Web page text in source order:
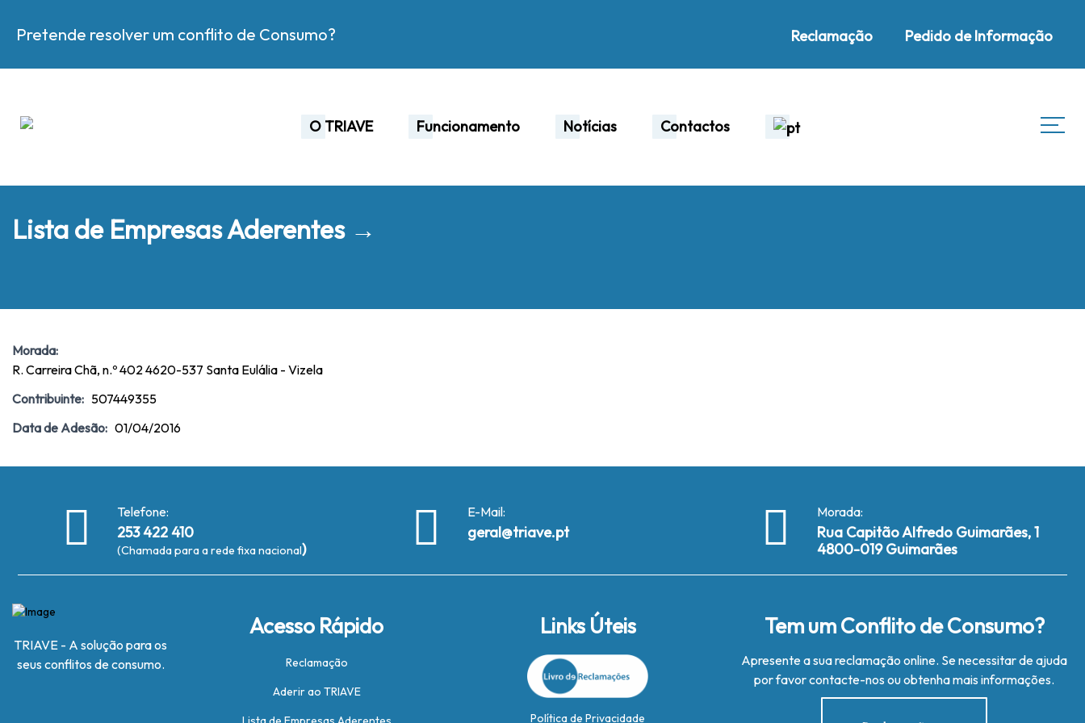
Pretende resolver um conflito de Consumo? Reclamação Pedido de Informação
O TRIAVE Funcionamento Notícias Contactos
Lista de Empresas Aderentes →
Morada:
R. Carreira Chã, n.º 402 4620-537 Santa Eulália - Vizela
Contribuinte: 507449355
Data de Adesão: 01/04/2016
Telefone:
253 422 410
(Chamada para a rede fixa nacional)
E-Mail:
geral@triave.pt
Morada:
Rua Capitão Alfredo Guimarães, 1
4800-019 Guimarães
TRIAVE - A solução para os
seus conflitos de consumo.
Acesso Rápido
Reclamação
Aderir ao TRIAVE
Links Úteis
Política de Privacidade
Tem um Conflito de Consumo?
Apresente a sua reclamação online. Se necessitar de ajuda
por favor contacte-nos ou obtenha mais informações.